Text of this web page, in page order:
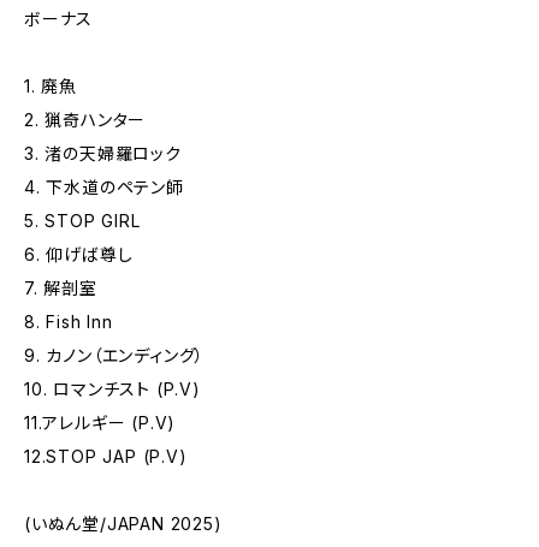
ボーナス
1. 廃魚
2. 猟奇ハンター
3. 渚の天婦羅ロック
4. 下水道のペテン師
5. STOP GIRL
6. 仰げば尊し
7. 解剖室
8. Fish Inn
9. カノン（エンディング）
10. ロマンチスト (P.V)
11.アレルギー (P.V)
12.STOP JAP (P.V)
(いぬん堂/JAPAN 2025)